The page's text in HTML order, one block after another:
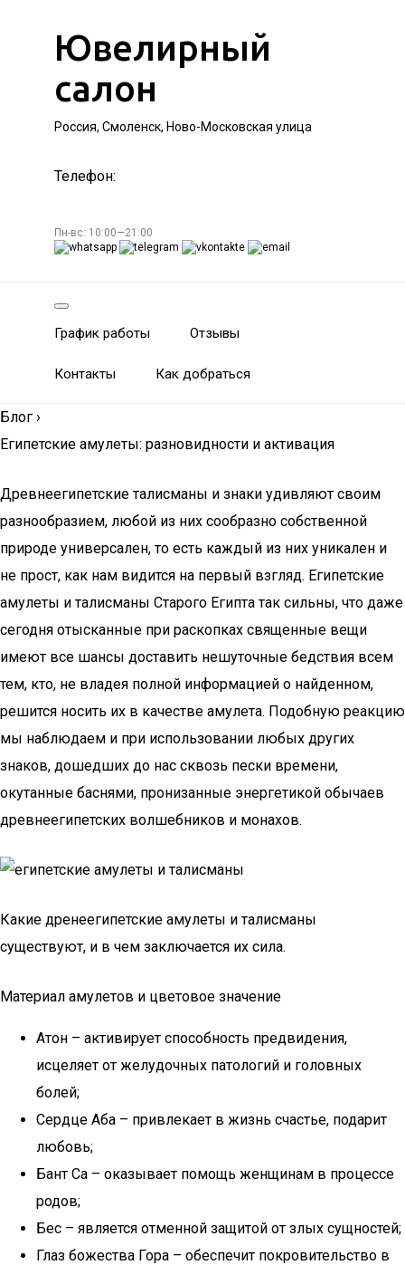
Ювелирный
салон
Россия, Смоленск, Ново-Московская улица
Телефон:
Пн-вс: 10:00—21:00
График работы Отзывы
Контакты Как добраться
Блог ›
Египетские амулеты: разновидности и активация
Древнеегипетские талисманы и знаки удивляют своим
разнообразием, любой из них сообразно собственной
природе универсален, то есть каждый из них уникален и
не прост, как нам видится на первый взгляд. Египетские
амулеты и талисманы Старого Египта так сильны, что даже
сегодня отысканные при раскопках священные вещи
имеют все шансы доставить нешуточные бедствия всем
тем, кто, не владея полной информацией о найденном,
решится носить их в качестве амулета. Подобную реакцию
мы наблюдаем и при использовании любых других
знаков, дошедших до нас сквозь пески времени,
окутанные баснями, пронизанные энергетикой обычаев
древнеегипетских волшебников и монахов.
Какие дренеегипетские амулеты и талисманы
существуют, и в чем заключается их сила.
Материал амулетов и цветовое значение
Атон – активирует способность предвидения,
исцеляет от желудочных патологий и головных
болей;
Сердце Аба – привлекает в жизнь счастье, подарит
любовь;
Бант Са – оказывает помощь женщинам в процессе
родов;
Бес – является отменной защитой от злых сущностей;
Глаз божества Гора – обеспечит покровительство в